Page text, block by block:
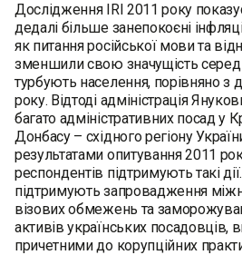
Дослідження IRI 2011 року
дедалі більше занепокоєні
як питання російської мови та
зменшили свою значущість
турбують населення, порівняно з
року. Відтоді адміністрація
багато адміністративних посад у
Донбасу – східного регіону
результатами опитування 2011
респондентів підтримують такі
підтримують запровадження
візових обмежень та
активів українських посадовців,
причетними до корупційних